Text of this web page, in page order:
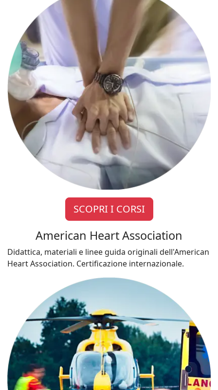
SCOPRI I CORSI
American Heart Association
Didattica, materiali e linee guida originali dell'American
Heart Association. Certificazione internazionale.